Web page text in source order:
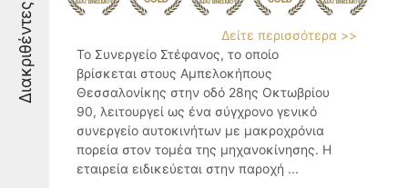
Διακριθέντες
Δείτε περισσότερα >>
Το Συνεργείο Στέφανος, το οποίο
βρίσκεται στους Αμπελοκήπους
Θεσσαλονίκης στην οδό 28ης Οκτωβρίου
90, λειτουργεί ως ένα σύγχρονο γενικό
συνεργείο αυτοκινήτων με μακροχρόνια
πορεία στον τομέα της μηχανοκίνησης. Η
εταιρεία ειδικεύεται στην παροχή ...